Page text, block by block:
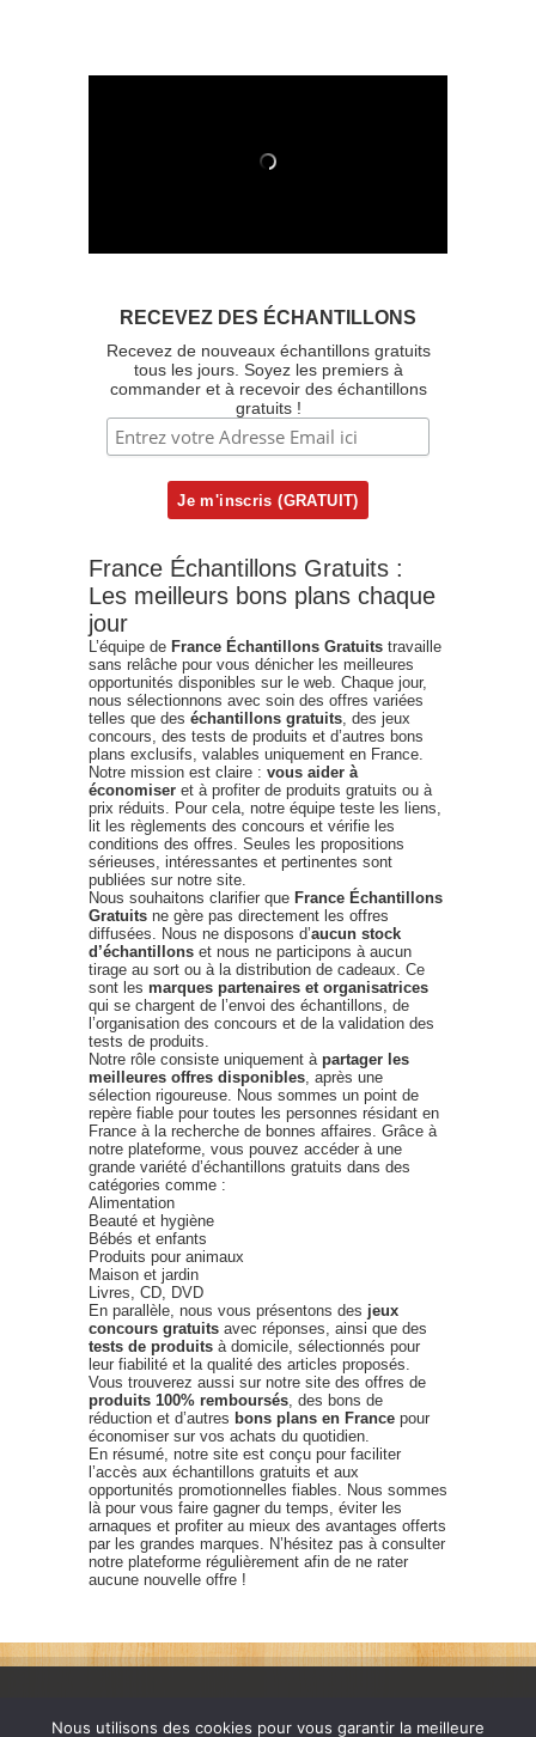
RECEVEZ DES ÉCHANTILLONS
Recevez de nouveaux échantillons gratuits
tous les jours. Soyez les premiers à
commander et à recevoir des échantillons
gratuits !
France Échantillons Gratuits :
Les meilleurs bons plans chaque
jour
L’équipe de France Échantillons Gratuits travaille
sans relâche pour vous dénicher les meilleures
opportunités disponibles sur le web. Chaque jour,
nous sélectionnons avec soin des offres variées
telles que des échantillons gratuits, des jeux
concours, des tests de produits et d’autres bons
plans exclusifs, valables uniquement en France.
Notre mission est claire : vous aider à
économiser et à profiter de produits gratuits ou à
prix réduits. Pour cela, notre équipe teste les liens,
lit les règlements des concours et vérifie les
conditions des offres. Seules les propositions
sérieuses, intéressantes et pertinentes sont
publiées sur notre site.
Nous souhaitons clarifier que France Échantillons
Gratuits ne gère pas directement les offres
diffusées. Nous ne disposons d’aucun stock
d’échantillons et nous ne participons à aucun
tirage au sort ou à la distribution de cadeaux. Ce
sont les marques partenaires et organisatrices
qui se chargent de l’envoi des échantillons, de
l’organisation des concours et de la validation des
tests de produits.
Notre rôle consiste uniquement à partager les
meilleures offres disponibles, après une
sélection rigoureuse. Nous sommes un point de
repère fiable pour toutes les personnes résidant en
France à la recherche de bonnes affaires. Grâce à
notre plateforme, vous pouvez accéder à une
grande variété d’échantillons gratuits dans des
catégories comme :
Alimentation
Beauté et hygiène
Bébés et enfants
Produits pour animaux
Maison et jardin
Livres, CD, DVD
En parallèle, nous vous présentons des jeux
concours gratuits avec réponses, ainsi que des
tests de produits à domicile, sélectionnés pour
leur fiabilité et la qualité des articles proposés.
Vous trouverez aussi sur notre site des offres de
produits 100% remboursés, des bons de
réduction et d’autres bons plans en France pour
économiser sur vos achats du quotidien.
En résumé, notre site est conçu pour faciliter
l’accès aux échantillons gratuits et aux
opportunités promotionnelles fiables. Nous sommes
là pour vous faire gagner du temps, éviter les
arnaques et profiter au mieux des avantages offerts
par les grandes marques. N’hésitez pas à consulter
notre plateforme régulièrement afin de ne rater
aucune nouvelle offre !
Nous utilisons des cookies pour vous garantir la meilleure